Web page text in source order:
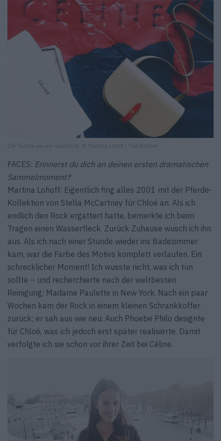
Die Tasche war ein Geschenk. © Martina Lohoff / The Archive
FACES: Erinnerst du dich an deinen ersten dramatischen
Sammelmoment?
Martina Lohoff: Eigentlich fing alles 2001 mit der Pferde-
Kollektion von Stella McCartney für Chloé an. Als ich
endlich den Rock ergattert hatte, bemerkte ich beim
Tragen einen Wasserfleck. Zurück Zuhause wusch ich ihn
aus. Als ich nach einer Stunde wieder ins Badezimmer
kam, war die Farbe des Motivs komplett verlaufen. Ein
schrecklicher Moment! Ich wusste nicht, was ich tun
sollte – und recherchierte nach der weltbesten
Reinigung; Madame Paulette in New York. Nach ein paar
Wochen kam der Rock in einem kleinen Schrankkoffer
zurück; er sah aus wie neu. Auch Phoebe Philo designte
für Chloé, was ich jedoch erst später realisierte. Damit
verfolgte ich sie schon vor ihrer Zeit bei Céline.